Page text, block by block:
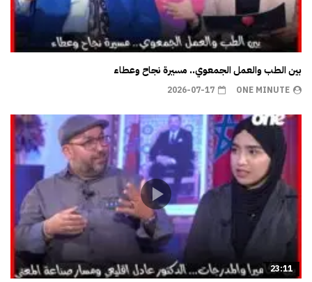
بين الطب والعمل الجمعوي.. مسيرة نجاح وعطاء
ONE MINUTE
2026-07-17
23:11